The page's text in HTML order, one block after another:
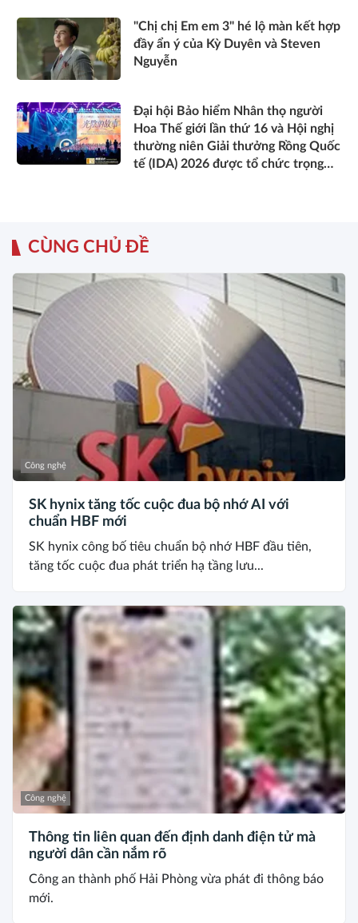
"Chị chị Em em 3" hé lộ màn kết hợp
đầy ẩn ý của Kỳ Duyên và Steven
Nguyễn
Đại hội Bảo hiểm Nhân thọ người
Hoa Thế giới lần thứ 16 và Hội nghị
thường niên Giải thưởng Rồng Quốc
tế (IDA) 2026 được tổ chức trọng
CÙNG CHỦ ĐỀ
Công nghệ
SK hynix tăng tốc cuộc đua bộ nhớ AI với
chuẩn HBF mới
SK hynix công bố tiêu chuẩn bộ nhớ HBF đầu tiên,
tăng tốc cuộc đua phát triển hạ tầng lưu...
Công nghệ
Thông tin liên quan đến định danh điện tử mà
người dân cần nắm rõ
Công an thành phố Hải Phòng vừa phát đi thông báo
mới.